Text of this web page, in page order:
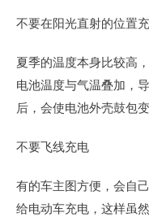
不要在阳光直射的位置
夏季的温度本身比较高
电池温度与气温叠加，
后，会使电池外壳鼓包变
不要飞线充电
有的车主图方便，会自
给电动车充电，这样虽